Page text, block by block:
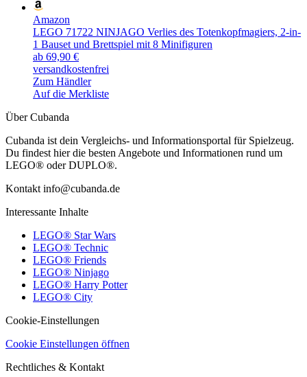
Amazon
LEGO 71722 NINJAGO Verlies des Totenkopfmagiers, 2-in-
1 Bauset und Brettspiel mit 8 Minifiguren
ab 69,90 €
versandkostenfrei
Zum Händler
Auf die Merkliste
Über Cubanda
Cubanda ist dein Vergleichs- und Informationsportal für Spielzeug.
Du findest hier die besten Angebote und Informationen rund um
LEGO® oder DUPLO®.
Kontakt info@cubanda.de
Interessante Inhalte
LEGO® Star Wars
LEGO® Technic
LEGO® Friends
LEGO® Ninjago
LEGO® Harry Potter
LEGO® City
Cookie-Einstellungen
Cookie Einstellungen öffnen
Rechtliches & Kontakt